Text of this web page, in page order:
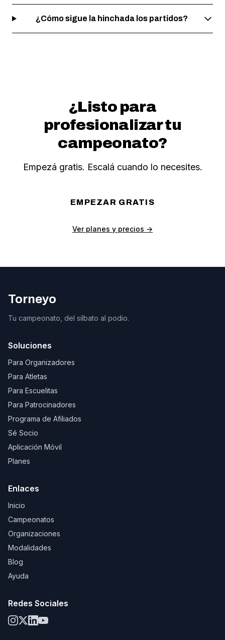
¿Cómo sigue la hinchada los partidos?
¿Listo para
profesionalizar tu
campeonato?
Empezá gratis. Escalá cuando lo necesites.
EMPEZAR GRATIS
Ver planes y precios →
Torneyo
Tu campeonato, del silbato al podio.
Soluciones
Para Organizadores
Para Atletas
Para Escuelitas
Para Patrocinadores
Programa de Afiliados
Sé Socio
Aplicación Móvil
Planes
Enlaces
Inicio
Campeonatos
Organizaciones
Modalidades
Blog
Ayuda
Redes Sociales